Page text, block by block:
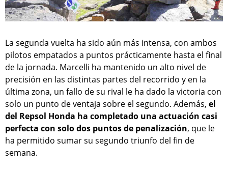
La segunda vuelta ha sido aún más intensa, con ambos
pilotos empatados a puntos prácticamente hasta el final
de la jornada. Marcelli ha mantenido un alto nivel de
precisión en las distintas partes del recorrido y en la
última zona, un fallo de su rival le ha dado la victoria con
solo un punto de ventaja sobre el segundo. Además, el
del Repsol Honda ha completado una actuación casi
perfecta con solo dos puntos de penalización, que le
ha permitido sumar su segundo triunfo del fin de
semana.